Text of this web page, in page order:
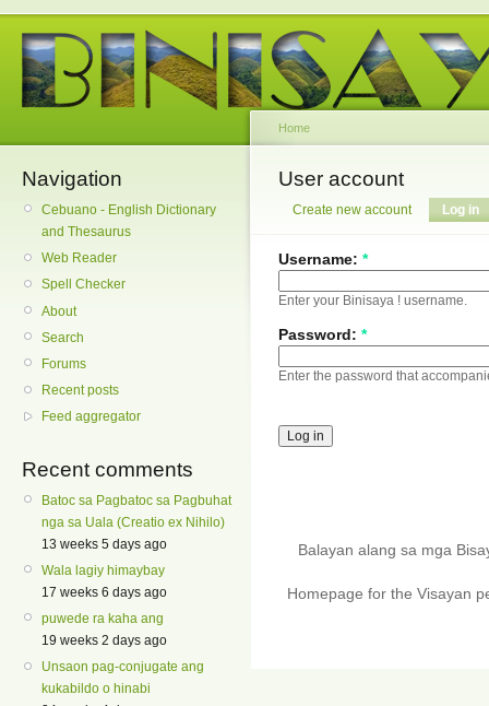
Navigation
Cebuano - English Dictionary
and Thesaurus
Web Reader
Spell Checker
About
Search
Forums
Recent posts
Feed aggregator
Recent comments
Batoc sa Pagbatoc sa Pagbuhat
nga sa Uala (Creatio ex Nihilo)
13 weeks 5 days ago
Wala lagiy himaybay
17 weeks 6 days ago
puwede ra kaha ang
19 weeks 2 days ago
Unsaon pag-conjugate ang
kukabildo o hinabi
Home
User account
Create new account Log in
Username: *
Enter your Binisaya ! username.
Password: *
Enter the password that
Balayan alang sa mga
Homepage for the Visayan